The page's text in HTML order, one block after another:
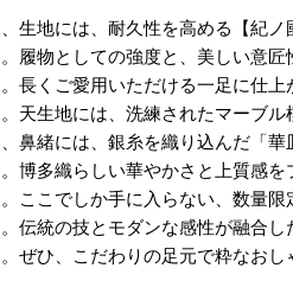
生地には、耐久性を高める【紀ノ
履物としての強度と、美しい意匠
長くご愛用いただける一足に仕上
天生地には、洗練されたマーブル
鼻緒には、銀糸を織り込んだ「華
博多織らしい華やかさと上質感を
ここでしか手に入らない、数量限
伝統の技とモダンな感性が融合し
ぜひ、こだわりの足元で粋なおし